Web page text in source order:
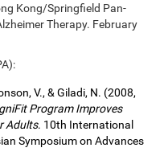
Kong/Springfield Pan-
Therapy. February
V., & Giladi, N. (2008,
Program Improves
Adults. 10th International
Symposium on Advances